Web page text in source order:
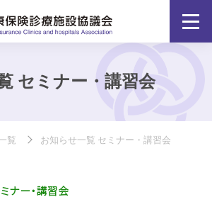
セミナー・講習会
覧 お知らせ一覧 セミナー・講習会